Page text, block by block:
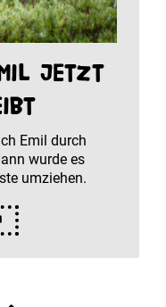
jetzt
Emil durch
wurde es
umziehen.